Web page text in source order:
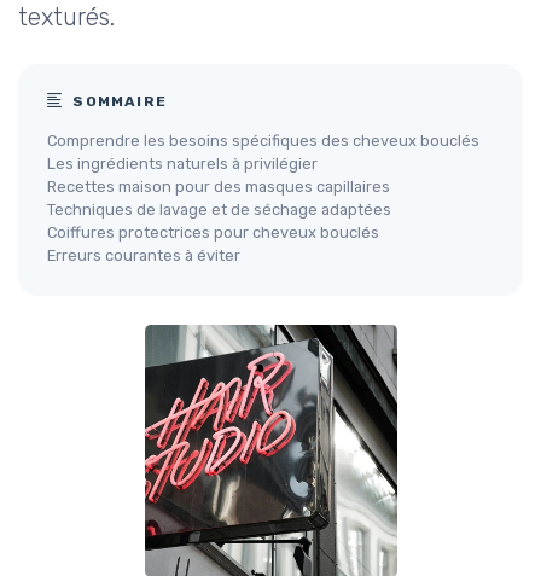
texturés.
SOMMAIRE
Comprendre les besoins spécifiques des cheveux bouclés
Les ingrédients naturels à privilégier
Recettes maison pour des masques capillaires
Techniques de lavage et de séchage adaptées
Coiffures protectrices pour cheveux bouclés
Erreurs courantes à éviter